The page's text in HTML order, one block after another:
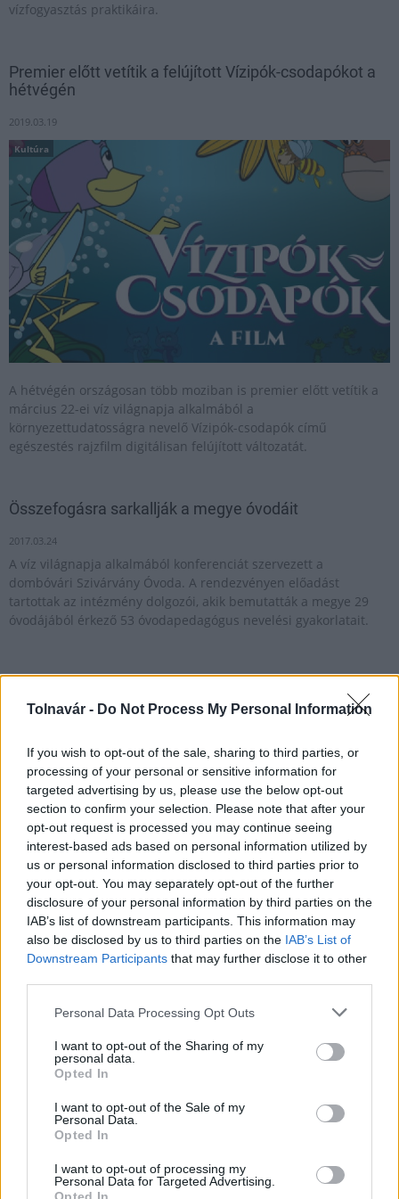
Tolnavár - Do Not Process My Personal Information
If you wish to opt-out of the sale, sharing to third parties, or
processing of your personal or sensitive information for
targeted advertising by us, please use the below opt-out
section to confirm your selection. Please note that after your
opt-out request is processed you may continue seeing
interest-based ads based on personal information utilized by
us or personal information disclosed to third parties prior to
your opt-out. You may separately opt-out of the further
disclosure of your personal information by third parties on the
IAB’s list of downstream participants. This information may
also be disclosed by us to third parties on the IAB’s List of
Downstream Participants that may further disclose it to other
Please note that this website/app uses one or more Google
not limited to your visit or usage behaviour. You may click to
grant or deny consent to Google and its third-party tags to
use your data for below specified purposes in below Google
consent section.
Personal Data Processing Opt Outs
I want to opt-out of the Sharing of my
personal data.
Opted In
I want to opt-out of the Sale of my
Personal Data.
Opted In
I want to opt-out of processing my
Personal Data for Targeted Advertising.
vízfogyasztás praktikáira.
Premier előtt vetítik a felújított Vízipók-csodapókot a
hétvégén
2019.03.19
Kultúra
A hétvégén országosan több moziban is premier előtt vetítik a
március 22-ei víz világnapja alkalmából a
környezettudatosságra nevelő Vízipók-csodapók című
egészestés rajzfilm digitálisan felújított változatát.
Összefogásra sarkallják a megye óvodáit
2017.03.24
A víz világnapja alkalmából konferenciát szervezett a
dombóvári Szivárvány Óvoda. A rendezvényen előadást
tartottak az intézmény dolgozói, akik bemutatták a megye 29
óvodájából érkező 53 óvodapedagógus nevelési gyakorlatait.
A Duna élővilágának megújítása érdekében 500
kilogrammnyi kecsegét telepítettek a folyóba
Aktuális
egyre tisztább a Duna vize, ezáltal a folyó élővilága is megújult,
ezt a folyamatot segíti a Fővárosi Csatornázási Művek Zrt.
(FCSM) és a Fővárosi Horgászegyesületek Szövetségének
(FŐHESZ) közös szerdai haltelepítési akciója, amelyben 500
Szennyvíztisztító Telepénél - közölték az akció szervezői
szerdán az MTI-vel.
Jubileumi elismeréseket adtak át a víz világnapján a